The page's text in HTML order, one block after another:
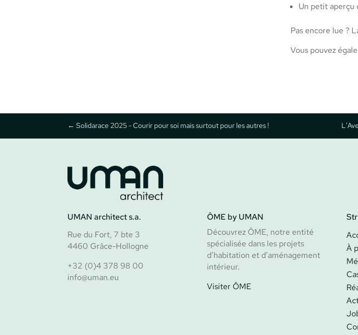
Un petit aperçu
Pas encore lue ?
Vous pouvez
←Solidarace 2025 - Courir pour soi mais surtout pour les autres !
UMAN architect s.a.
Rue du Fort, 7 bte 3
4460 Grâce-Hollogne
+32 (0)4 378 98 00
info@uman.eu
ÔME by UMAN
Découvrez ÔME, notre entité
spécialisée dans les projets
d’habitation et d’aménagement
intérieur.
Visiter ÔME
À